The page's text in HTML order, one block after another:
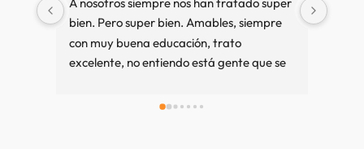
bien. Pero super bien. Amables, siempre
con muy buena educación, trato
excelente, no entiendo está gente que se
una visita imprescindible, si compramos